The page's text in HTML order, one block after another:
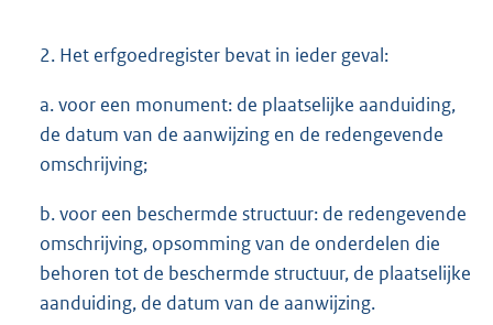
2. Het erfgoedregister bevat in ieder geval:
a. voor een monument: de plaatselijke aanduiding,
de datum van de aanwijzing en de redengevende
omschrijving;
b. voor een beschermde structuur: de redengevende
omschrijving, opsomming van de onderdelen die
behoren tot de beschermde structuur, de plaatselijke
aanduiding, de datum van de aanwijzing.